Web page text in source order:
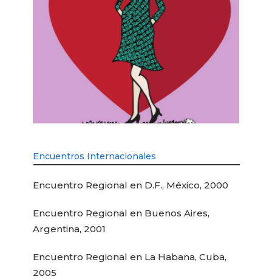
Encuentros Internacionales
Encuentro Regional en D.F., México, 2000
Encuentro Regional en Buenos Aires,
Argentina, 2001
Encuentro Regional en La Habana, Cuba,
2005